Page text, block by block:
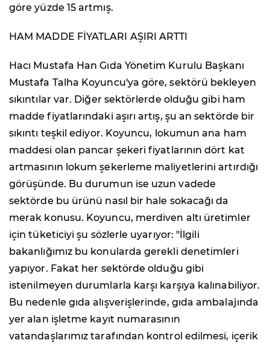
göre yüzde 15 artmış.
HAM MADDE FİYATLARI AŞIRI ARTTI
Hacı Mustafa Han Gıda Yönetim Kurulu Başkanı
Mustafa Talha Koyuncu'ya göre, sektörü bekleyen
sıkıntılar var. Diğer sektörlerde olduğu gibi ham
madde fiyatlarındaki aşırı artış, şu an sektörde bir
sıkıntı teşkil ediyor. Koyuncu, lokumun ana ham
maddesi olan pancar şekeri fiyatlarının dört kat
artmasının lokum şekerleme maliyetlerini artırdığı
görüşünde. Bu durumun ise uzun vadede
sektörde bu ürünü nasıl bir hale sokacağı da
merak konusu. Koyuncu, merdiven altı üretimler
için tüketiciyi şu sözlerle uyarıyor: "İlgili
bakanlığımız bu konularda gerekli denetimleri
yapıyor. Fakat her sektörde olduğu gibi
istenilmeyen durumlarla karşı karşıya kalınabiliyor.
Bu nedenle gıda alışverişlerinde, gıda ambalajında
yer alan işletme kayıt numarasının
vatandaşlarımız tarafından kontrol edilmesi, içerik